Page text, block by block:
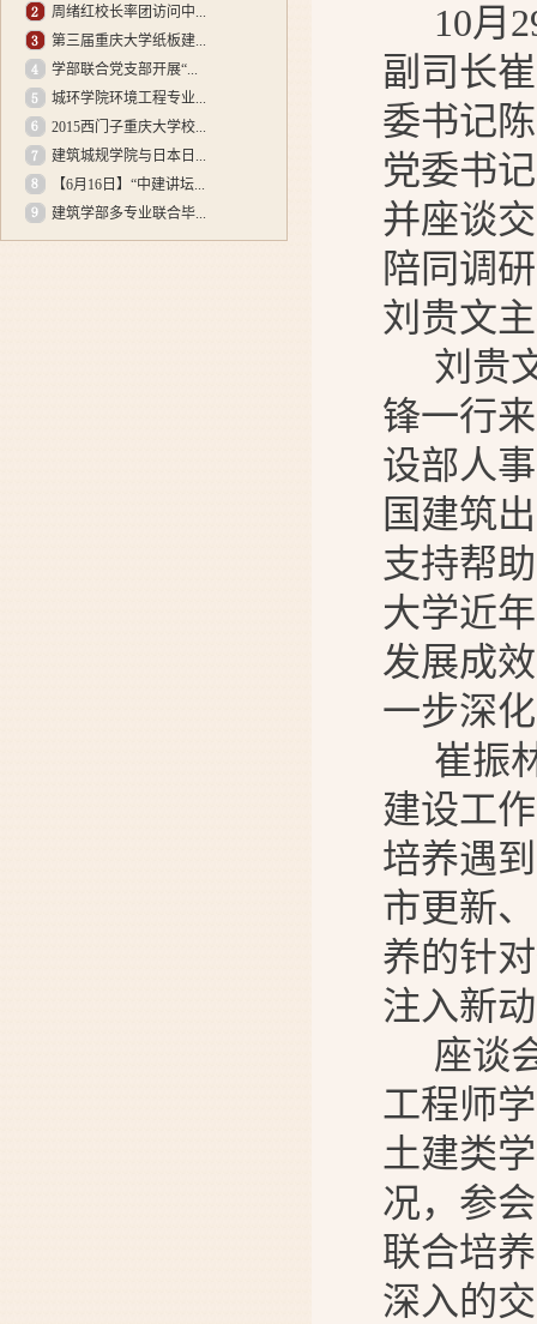
周绪红校长率团访问中...
第三届重庆大学纸板建...
学部联合党支部开展“...
城环学院环境工程专业...
2015西门子重庆大学校...
建筑城规学院与日本日...
【6月16日】“中建讲坛...
建筑学部多专业联合毕...
10月 2
副司长
委书记
党委书
并座谈
陪同调
刘贵文
刘贵
锋一行
设部人
国建筑
支持帮
大学近
发展成
一步深
崔振
建设工
培养遇
市更新
养的针
注入新
座谈
工程师
土建类
况， 参
联合培
深入的